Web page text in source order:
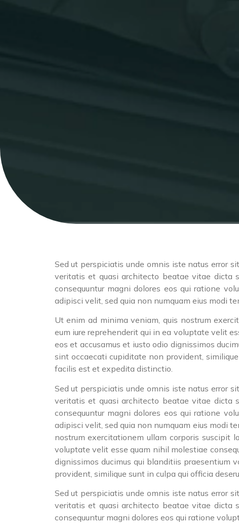
Sed ut perspiciatis unde omnis iste natus error
veritatis et quasi architecto beatae vitae dicta
consequuntur magni dolores eos qui ratione
adipisci velit, sed quia non numquam eius modi
Ut enim ad minima veniam, quis nostrum
eum iure reprehenderit qui in ea voluptate velit
eos et accusamus et iusto odio dignissimos
sint occaecati cupiditate non provident,
facilis est et expedita distinctio.
Sed ut perspiciatis unde omnis iste natus error
veritatis et quasi architecto beatae vitae dicta
consequuntur magni dolores eos qui ratione
adipisci velit, sed quia non numquam eius modi
nostrum exercitationem ullam corporis suscipit
voluptate velit esse quam nihil molestiae
dignissimos ducimus qui blanditiis praesentium
provident, similique sunt in culpa qui officia
Sed ut perspiciatis unde omnis iste natus error
veritatis et quasi architecto beatae vitae dicta
consequuntur magni dolores eos qui ratione